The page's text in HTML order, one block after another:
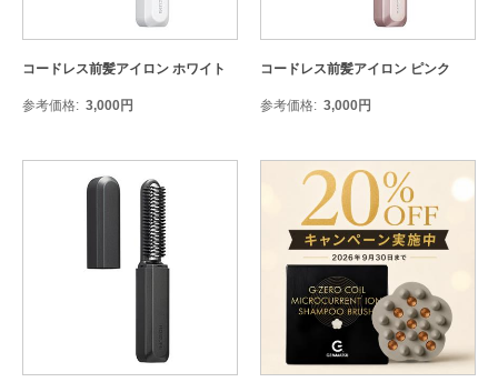
コードレス前髪アイロン ホワイト
参考価格 3,000円
コードレス前髪アイロン ピンク
参考価格 3,000円